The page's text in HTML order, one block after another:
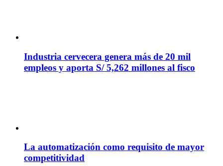
Industria cervecera genera más de 20 mil
empleos y aporta S/ 5,262 millones al fisco
La automatización como requisito de mayor
competitividad